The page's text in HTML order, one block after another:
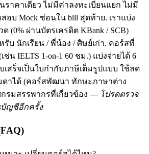
ราคาเดียว ไม่มีค่าลงทะเบียนแยก ไม่มี
อบ Mock ซ่อนใน bill สุดท้าย. เราแบ่ง
(0% ผ่านบัตรเครดิต KBank / SCB)
รับ นักเรียน / พี่น้อง / ศิษย์เก่า. คอร์สที่
ช่น IELTS 1-on-1 60 ชม.) แบ่งจ่ายได้ 6
บเสร็จเป็นใบกำกับภาษีเต็มรูปแบบ ใช้ลด
าได้ (คอร์สพัฒนา ทักษะภาษาต่าง
รมสรรพากรที่เกี่ยวข้อง — โปรดตรวจ
ญชีอีกครั้ง